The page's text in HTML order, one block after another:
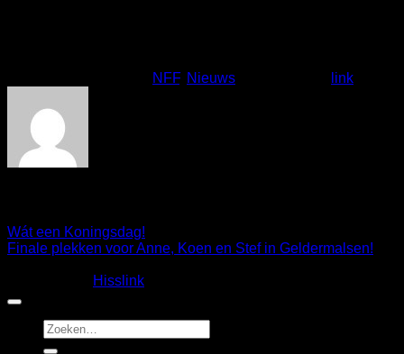
NFF, Nieuws link
Wát een Koningsdag!
Finale plekken voor Anne, Koen en Stef in Geldermalsen!
Hisslink
Zoeken
naar: